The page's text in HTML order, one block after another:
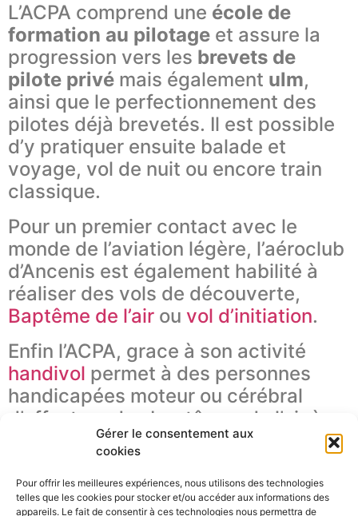
Gérer le consentement aux
cookies
Pour offrir les meilleures expériences, nous utilisons des technologies
telles que les cookies pour stocker et/ou accéder aux informations des
appareils. Le fait de consentir à ces technologies nous permettra de
L’ACPA comprend une école de
formation au pilotage et assure la
progression vers les brevets de
pilote privé mais également ulm,
ainsi que le perfectionnement des
pilotes déjà brevetés. Il est possible
d’y pratiquer ensuite balade et
voyage, vol de nuit ou encore train
classique.
Pour un premier contact avec le
monde de l’aviation légère, l’aéroclub
d’Ancenis est également habilité à
réaliser des vols de découverte,
Baptême de l’air ou vol d’initiation.
Enfin l’ACPA, grace à son activité
handivol permet à des personnes
handicapées moteur ou cérébral
d’effectuer des baptêmes de l’air à
prix réduit (moins de 1/3 du prix
L’ACPA utilise les infrastructures de